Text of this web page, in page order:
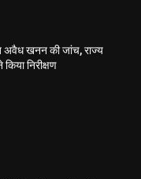
अवैध खनन की जांच, राज्य
निरीक्षण